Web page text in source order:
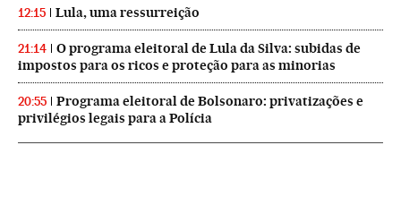
12:15 Lula, uma ressurreição
21:14
O programa eleitoral de Lula da Silva: subidas de
impostos para os ricos e proteção para as minorias
20:55
Programa eleitoral de Bolsonaro: privatizações e
privilégios legais para a Polícia